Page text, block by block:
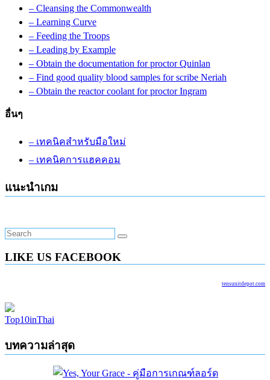
– Cleansing the Commonwealth
– Learning Curve
– Feeding the Troops
– Leading by Example
– Obtain the documentation for proctor Quinlan
– Find good quality blood samples for scribe Neriah
– Obtain the reactor coolant for proctor Ingram
อื่นๆ
– เทคนิคสำหรับมือใหม่
– เทคนิคการแฮคคอม
แนะนำเกม
LIKE US FACEBOOK
tensunitdepot.com
Top10inThai
บทความล่าสุด